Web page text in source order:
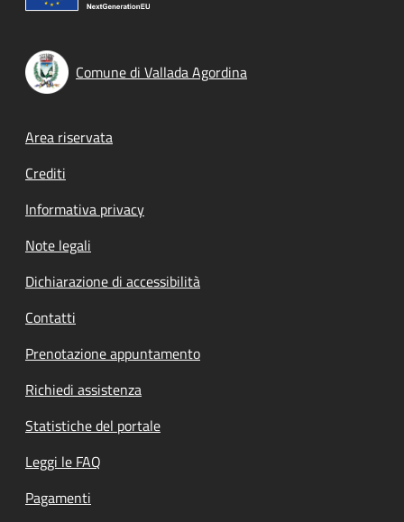
Comune di Vallada Agordina
Footer menu
Area riservata
Crediti
Informativa privacy
Note legali
Dichiarazione di accessibilità
Contatti
Prenotazione appuntamento
Richiedi assistenza
Statistiche del portale
Leggi le FAQ
Pagamenti